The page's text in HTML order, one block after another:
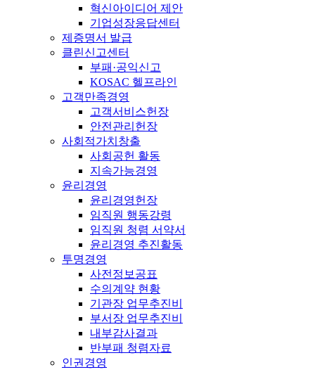
혁신아이디어 제안
기업성장응답센터
제증명서 발급
클린신고센터
부패·공익신고
KOSAC 헬프라인
고객만족경영
고객서비스헌장
안전관리헌장
사회적가치창출
사회공헌 활동
지속가능경영
윤리경영
윤리경영헌장
임직원 행동강령
임직원 청렴 서약서
윤리경영 추진활동
투명경영
사전정보공표
수의계약 현황
기관장 업무추진비
부서장 업무추진비
내부감사결과
반부패 청렴자료
인권경영